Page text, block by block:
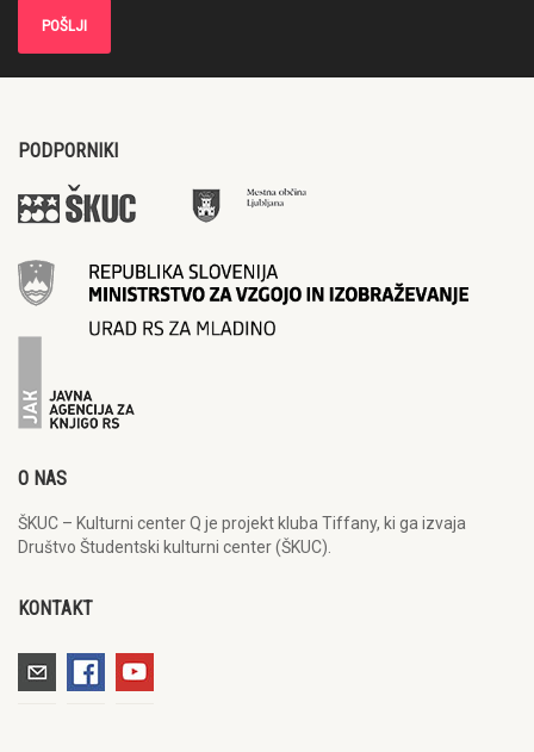
PODPORNIKI
O NAS
ŠKUC – Kulturni center Q je projekt kluba Tiffany, ki ga izvaja
Društvo Študentski kulturni center (ŠKUC).
KONTAKT